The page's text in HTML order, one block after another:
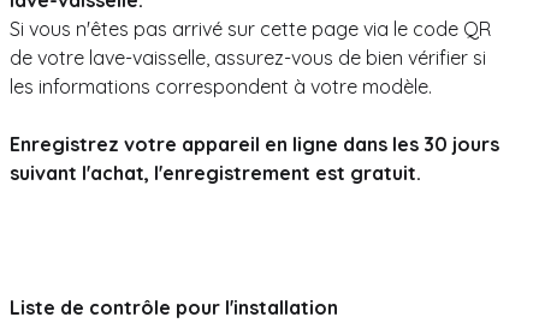
Si vous n'êtes pas arrivé sur cette page via le code QR
de votre lave-vaisselle, assurez-vous de bien vérifier si
les informations correspondent à votre modèle.
Enregistrez votre appareil en ligne dans les 30 jours
suivant l'achat, l'enregistrement est gratuit.
Liste de contrôle pour l'installation